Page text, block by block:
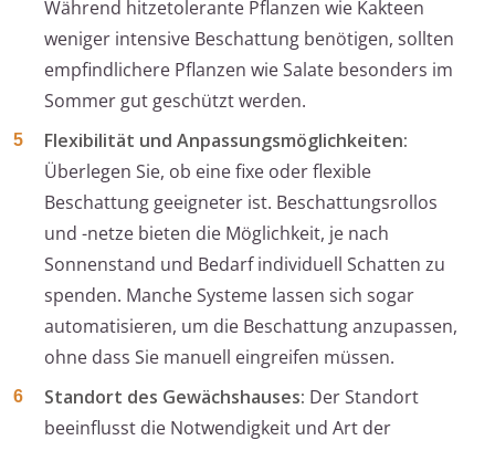
Während hitzetolerante Pflanzen wie Kakteen
weniger intensive Beschattung benötigen, sollten
empfindlichere Pflanzen wie Salate besonders im
Sommer gut geschützt werden.
Flexibilität und Anpassungsmöglichkeiten:
Überlegen Sie, ob eine fixe oder flexible
Beschattung geeigneter ist. Beschattungsrollos
und -netze bieten die Möglichkeit, je nach
Sonnenstand und Bedarf individuell Schatten zu
spenden. Manche Systeme lassen sich sogar
automatisieren, um die Beschattung anzupassen,
ohne dass Sie manuell eingreifen müssen.
Standort des Gewächshauses: Der Standort
beeinflusst die Notwendigkeit und Art der